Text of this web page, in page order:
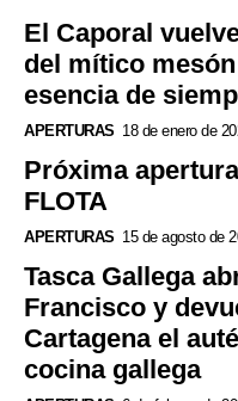
El Caporal
del mítico
esencia de
APERTURAS 18 de enero de
Próxima
FLOTA
APERTURAS 15 de agosto de
Tasca Gallega
Francisco y
Cartagena el
cocina gallega